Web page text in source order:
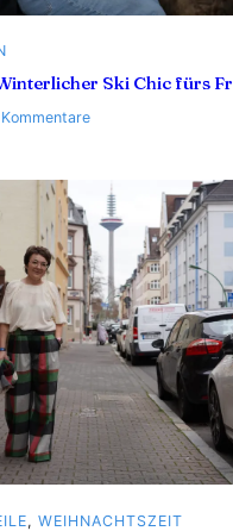
Ski Chic fürs
zu
Winterlicher
Ski
Chic
fürs
Frühjahr
, WEIHNACHTSZEIT